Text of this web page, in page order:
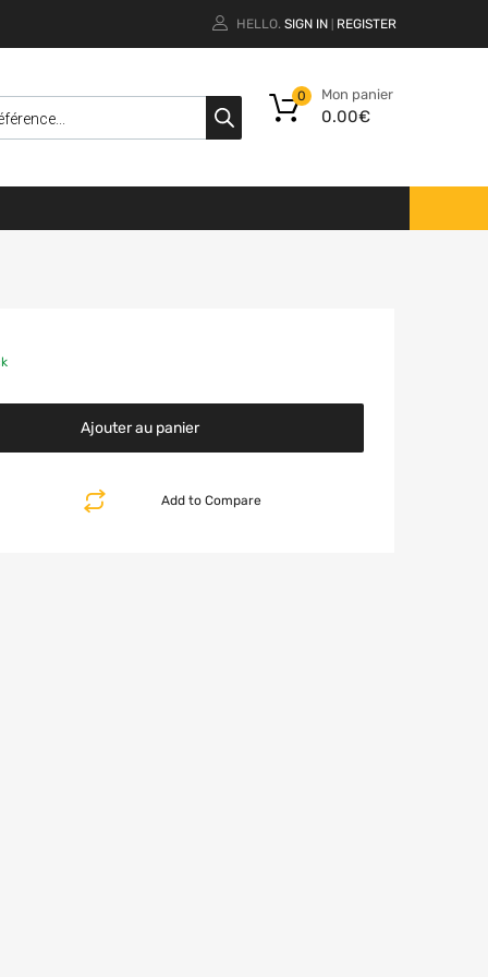
HELLO. SIGN IN REGISTER
Mon panier
0.00€
0
Ajouter au panier
Add to Compare